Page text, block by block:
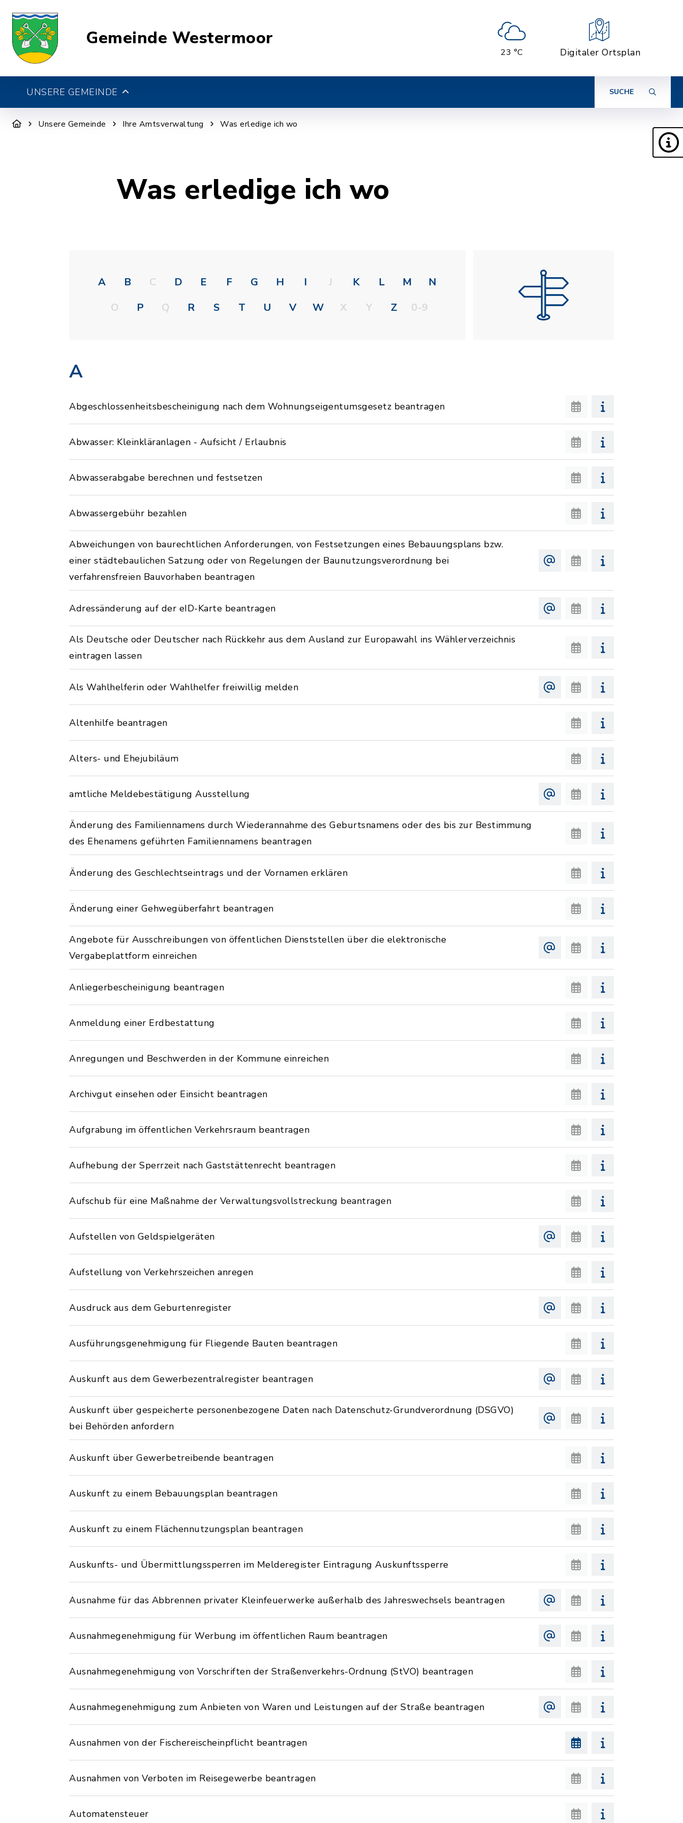
Gemeinde Westermoor
23 °C Digitaler Ortsplan
UNSERE GEMEINDE SUCHE
Unsere Gemeinde Ihre Amtsverwaltung Was erledige ich wo
Was erledige ich wo
A B C D E F G H I J K L M
N
O
P Q R S T U V W X Y Z 0-9
A
Abgeschlossenheitsbescheinigung nach dem Wohnungseigentumsgesetz beantragen
Abwasser: Kleinkläranlagen - Aufsicht / Erlaubnis
Abwasserabgabe berechnen und festsetzen
Abwassergebühr bezahlen
Abweichungen von baurechtlichen Anforderungen, von Festsetzungen eines Bebauungsplans bzw.
einer städtebaulichen Satzung oder von Regelungen der Baunutzungsverordnung bei
verfahrensfreien Bauvorhaben beantragen
Adressänderung auf der eID-Karte beantragen
Als Deutsche oder Deutscher nach Rückkehr aus dem Ausland zur Europawahl ins Wählerverzeichnis
eintragen lassen
Als Wahlhelferin oder Wahlhelfer freiwillig melden
Altenhilfe beantragen
Alters- und Ehejubiläum
amtliche Meldebestätigung Ausstellung
Änderung des Familiennamens durch Wiederannahme des Geburtsnamens oder des bis zur Bestimmung
des Ehenamens geführten Familiennamens beantragen
Änderung des Geschlechtseintrags und der Vornamen erklären
Änderung einer Gehwegüberfahrt beantragen
Angebote für Ausschreibungen von öffentlichen Dienststellen über die elektronische
Vergabeplattform einreichen
Anliegerbescheinigung beantragen
Anmeldung einer Erdbestattung
Anregungen und Beschwerden in der Kommune einreichen
Archivgut einsehen oder Einsicht beantragen
Aufgrabung im öffentlichen Verkehrsraum beantragen
Aufhebung der Sperrzeit nach Gaststättenrecht beantragen
Aufschub für eine Maßnahme der Verwaltungsvollstreckung beantragen
Aufstellen von Geldspielgeräten
Aufstellung von Verkehrszeichen anregen
Ausdruck aus dem Geburtenregister
Ausführungsgenehmigung für Fliegende Bauten beantragen
Auskunft aus dem Gewerbezentralregister beantragen
Auskunft über gespeicherte personenbezogene Daten nach Datenschutz-Grundverordnung (DSGVO)
bei Behörden anfordern
Auskunft über Gewerbetreibende beantragen
Auskunft zu einem Bebauungsplan beantragen
Auskunft zu einem Flächennutzungsplan beantragen
Auskunfts- und Übermittlungssperren im Melderegister Eintragung Auskunftssperre
Ausnahme für das Abbrennen privater Kleinfeuerwerke außerhalb des Jahreswechsels beantragen
Ausnahmegenehmigung für Werbung im öffentlichen Raum beantragen
Ausnahmegenehmigung von Vorschriften der Straßenverkehrs-Ordnung (StVO) beantragen
Ausnahmegenehmigung zum Anbieten von Waren und Leistungen auf der Straße beantragen
Ausnahmen von der Fischereischeinpflicht beantragen
Ausnahmen von Verboten im Reisegewerbe beantragen
Automatensteuer